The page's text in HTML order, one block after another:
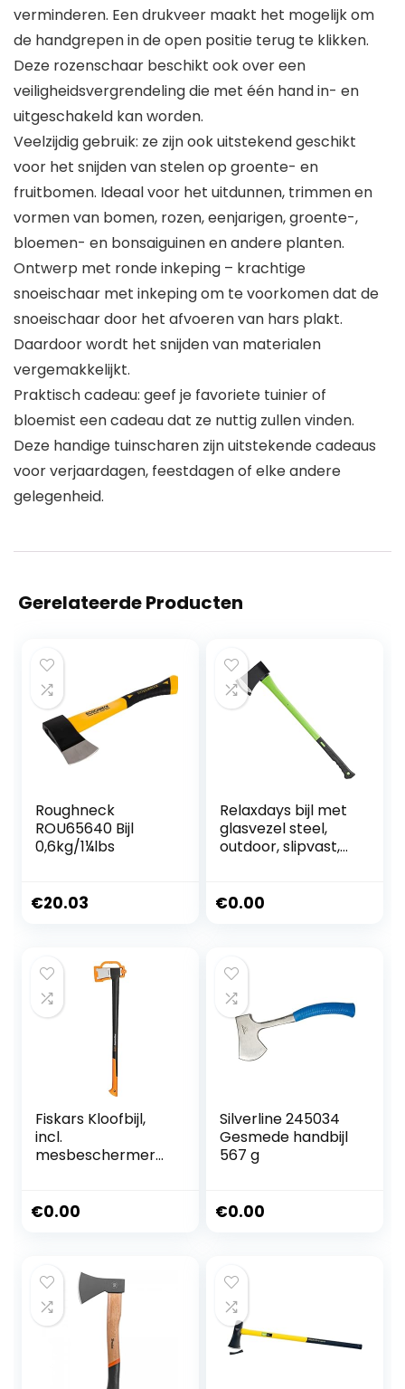
verminderen. Een drukveer maakt het mogelijk om
de handgrepen in de open positie terug te klikken.
Deze rozenschaar beschikt ook over een
veiligheidsvergrendeling die met één hand in- en
uitgeschakeld kan worden.
Veelzijdig gebruik: ze zijn ook uitstekend geschikt
voor het snijden van stelen op groente- en
fruitbomen. Ideaal voor het uitdunnen, trimmen en
vormen van bomen, rozen, eenjarigen, groente-,
bloemen- en bonsaiguinen en andere planten.
Ontwerp met ronde inkeping – krachtige
snoeischaar met inkeping om te voorkomen dat de
snoeischaar door het afvoeren van hars plakt.
Daardoor wordt het snijden van materialen
vergemakkelijkt.
Praktisch cadeau: geef je favoriete tuinier of
bloemist een cadeau dat ze nuttig zullen vinden.
Deze handige tuinscharen zijn uitstekende cadeaus
voor verjaardagen, feestdagen of elke andere
gelegenheid.
Gerelateerde Producten
Roughneck
ROU65640 Bijl
0,6kg/1¼lbs
€20.03
Relaxdays bijl met
glasvezel steel,
outdoor, slipvast,
of kloofbijl, 85 cm
€0.00
Fiskars Kloofbijl,
incl.
mesbeschermer
96 cm,
sterkte kunststof,
zwart/oranje, X27–
XXL, 2,57 kg,
€0.00
Silverline 245034
Gesmede handbijl
567 g
€0.00